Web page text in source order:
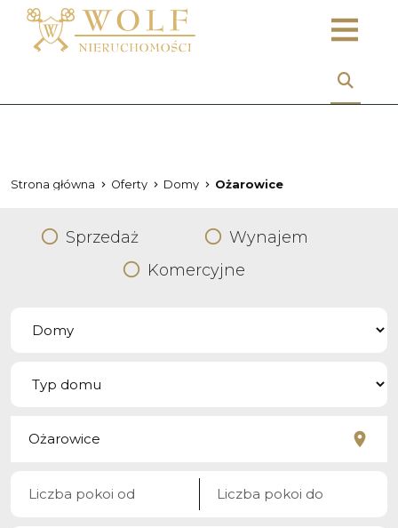
Strona główna Oferty Domy Ożarowice
Sprzedaż
Wynajem
Komercyjne